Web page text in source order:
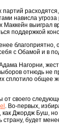
партий
нависла
Маккейн выиграл
поддержкой
с Обамой и в
Нагорни,
отнюдь не
сплотило общее
от своего
. Во-первых,
как Джордж Буш,
страну, будет